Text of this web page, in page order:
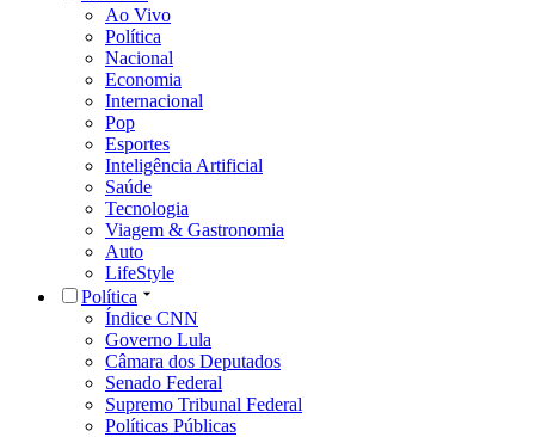
Ao Vivo
Política
Nacional
Economia
Internacional
Pop
Esportes
Inteligência Artificial
Saúde
Tecnologia
Viagem & Gastronomia
Auto
LifeStyle
Política
Índice CNN
Governo Lula
Câmara dos Deputados
Senado Federal
Supremo Tribunal Federal
Políticas Públicas